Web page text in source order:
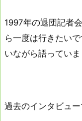
1997年の退団記者
ら一度は行きたい
いながら語っていま
過去のインタビュー